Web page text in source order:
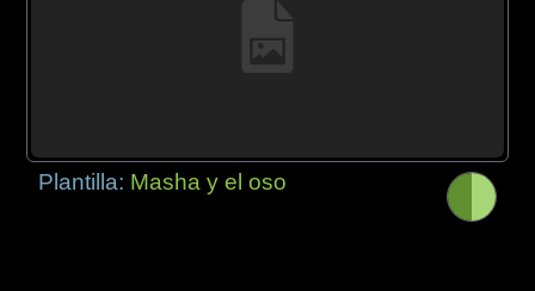
Plantilla: Masha y el oso